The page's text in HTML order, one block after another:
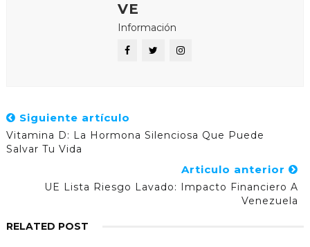
VE
Información
Siguiente artículo
Vitamina D: La Hormona Silenciosa Que Puede
Salvar Tu Vida
Articulo anterior
UE Lista Riesgo Lavado: Impacto Financiero A
Venezuela
RELATED POST